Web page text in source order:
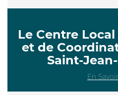
Le Centre
et de
Saint-
En